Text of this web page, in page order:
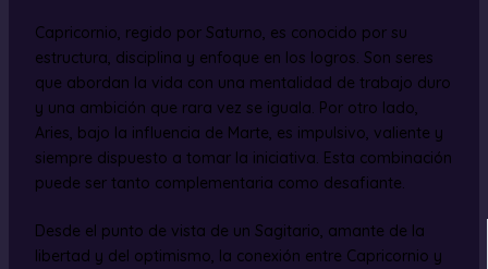
Capricornio, regido por Saturno, es conocido por su
estructura, disciplina y enfoque en los logros. Son seres
que abordan la vida con una mentalidad de trabajo duro
y una ambición que rara vez se iguala. Por otro lado,
Aries, bajo la influencia de Marte, es impulsivo, valiente y
siempre dispuesto a tomar la iniciativa. Esta combinación
puede ser tanto complementaria como desafiante.
Desde el punto de vista de un Sagitario, amante de la
libertad y del optimismo, la conexión entre Capricornio y